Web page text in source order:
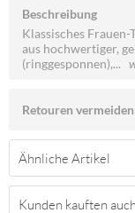
Beschreibung
Klassisches
aus hochwertiger,
(ringgesponnen),...
Retouren
Ähnliche Artikel
Kunden kauften auch